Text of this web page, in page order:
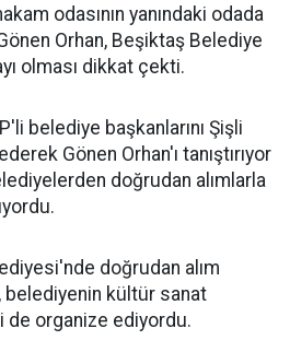
odasının yanındaki odada
Orhan, Beşiktaş Belediye
olması dikkat çekti.
belediye başkanlarını Şişli
Gönen Orhan'ı tanıştırıyor
doğrudan alımlarla
doğrudan alım
belediyenin kültür sanat
de organize ediyordu.